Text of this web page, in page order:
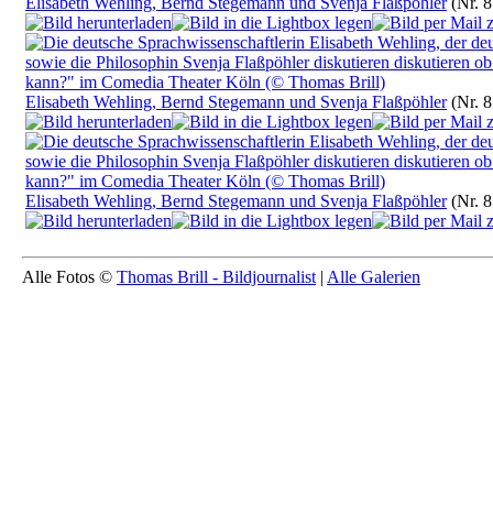
Elisabeth Wehling, Bernd Stegemann und Svenja Flaßpöhler(Nr.
Elisabeth Wehling, Bernd Stegemann und Svenja Flaßpöhler(Nr.
Alle Fotos © Thomas Brill - Bildjournalist | Alle Galerien